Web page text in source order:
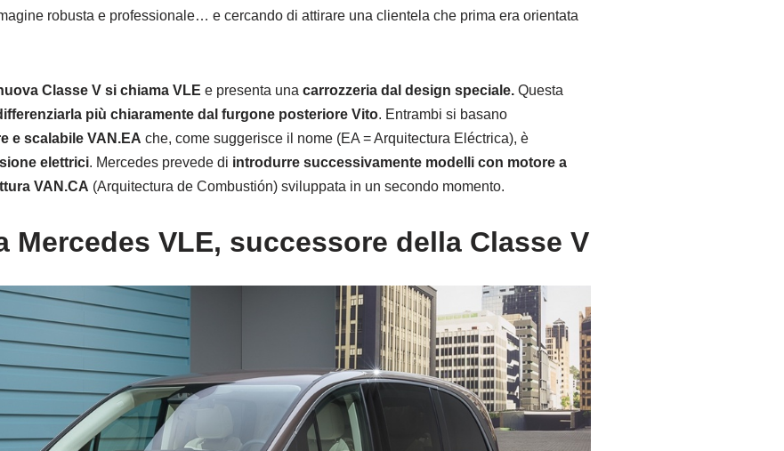
robusta e professionale… e cercando di attirare una clientela che prima era orientata
Classe V si chiama VLE e presenta una carrozzeria dal design speciale.Questa
più chiaramente dal furgone posteriore Vito. Entrambi si basano
e scalabile VAN.EA che, come suggerisce il nome (EA = Arquitectura Eléctrica), è
elettrici. Mercedes prevede di introdurre successivamente modelli con motore a
VAN.CA (Arquitectura de Combustión) sviluppata in un secondo momento.
Mercedes VLE, successore della Classe V